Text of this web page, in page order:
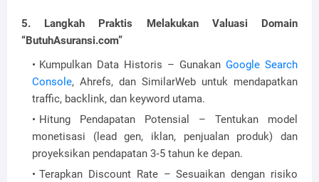
5. Langkah Praktis Melakukan Valuasi Domain
“ButuhAsuransi.com”
Kumpulkan Data Historis – Gunakan Google Search
Console, Ahrefs, dan SimilarWeb untuk mendapatkan
traffic, backlink, dan keyword utama.
Hitung Pendapatan Potensial – Tentukan model
monetisasi (lead gen, iklan, penjualan produk) dan
proyeksikan pendapatan 3‑5 tahun ke depan.
Terapkan Discount Rate – Sesuaikan dengan risiko